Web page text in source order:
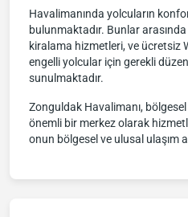
Havalimanında yolcuların
bulunmaktadır. Bunlar
kiralama hizmetleri, ve ücretsiz
engelli yolcular için gerekli
sunulmaktadır.
Zonguldak Havalimanı,
önemli bir merkez olarak
onun bölgesel ve ulusal ulaşım